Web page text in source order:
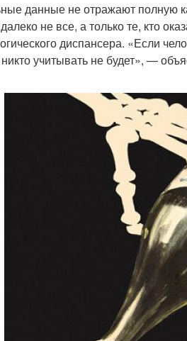
данные не отражают полную
не все, а только те, кто
диспансера. «Если
учитывать не будет», —